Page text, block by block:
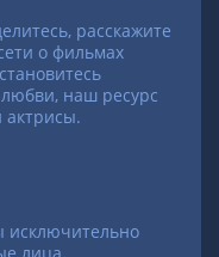
расскажите
о фильмах
наш ресурс
исключительно